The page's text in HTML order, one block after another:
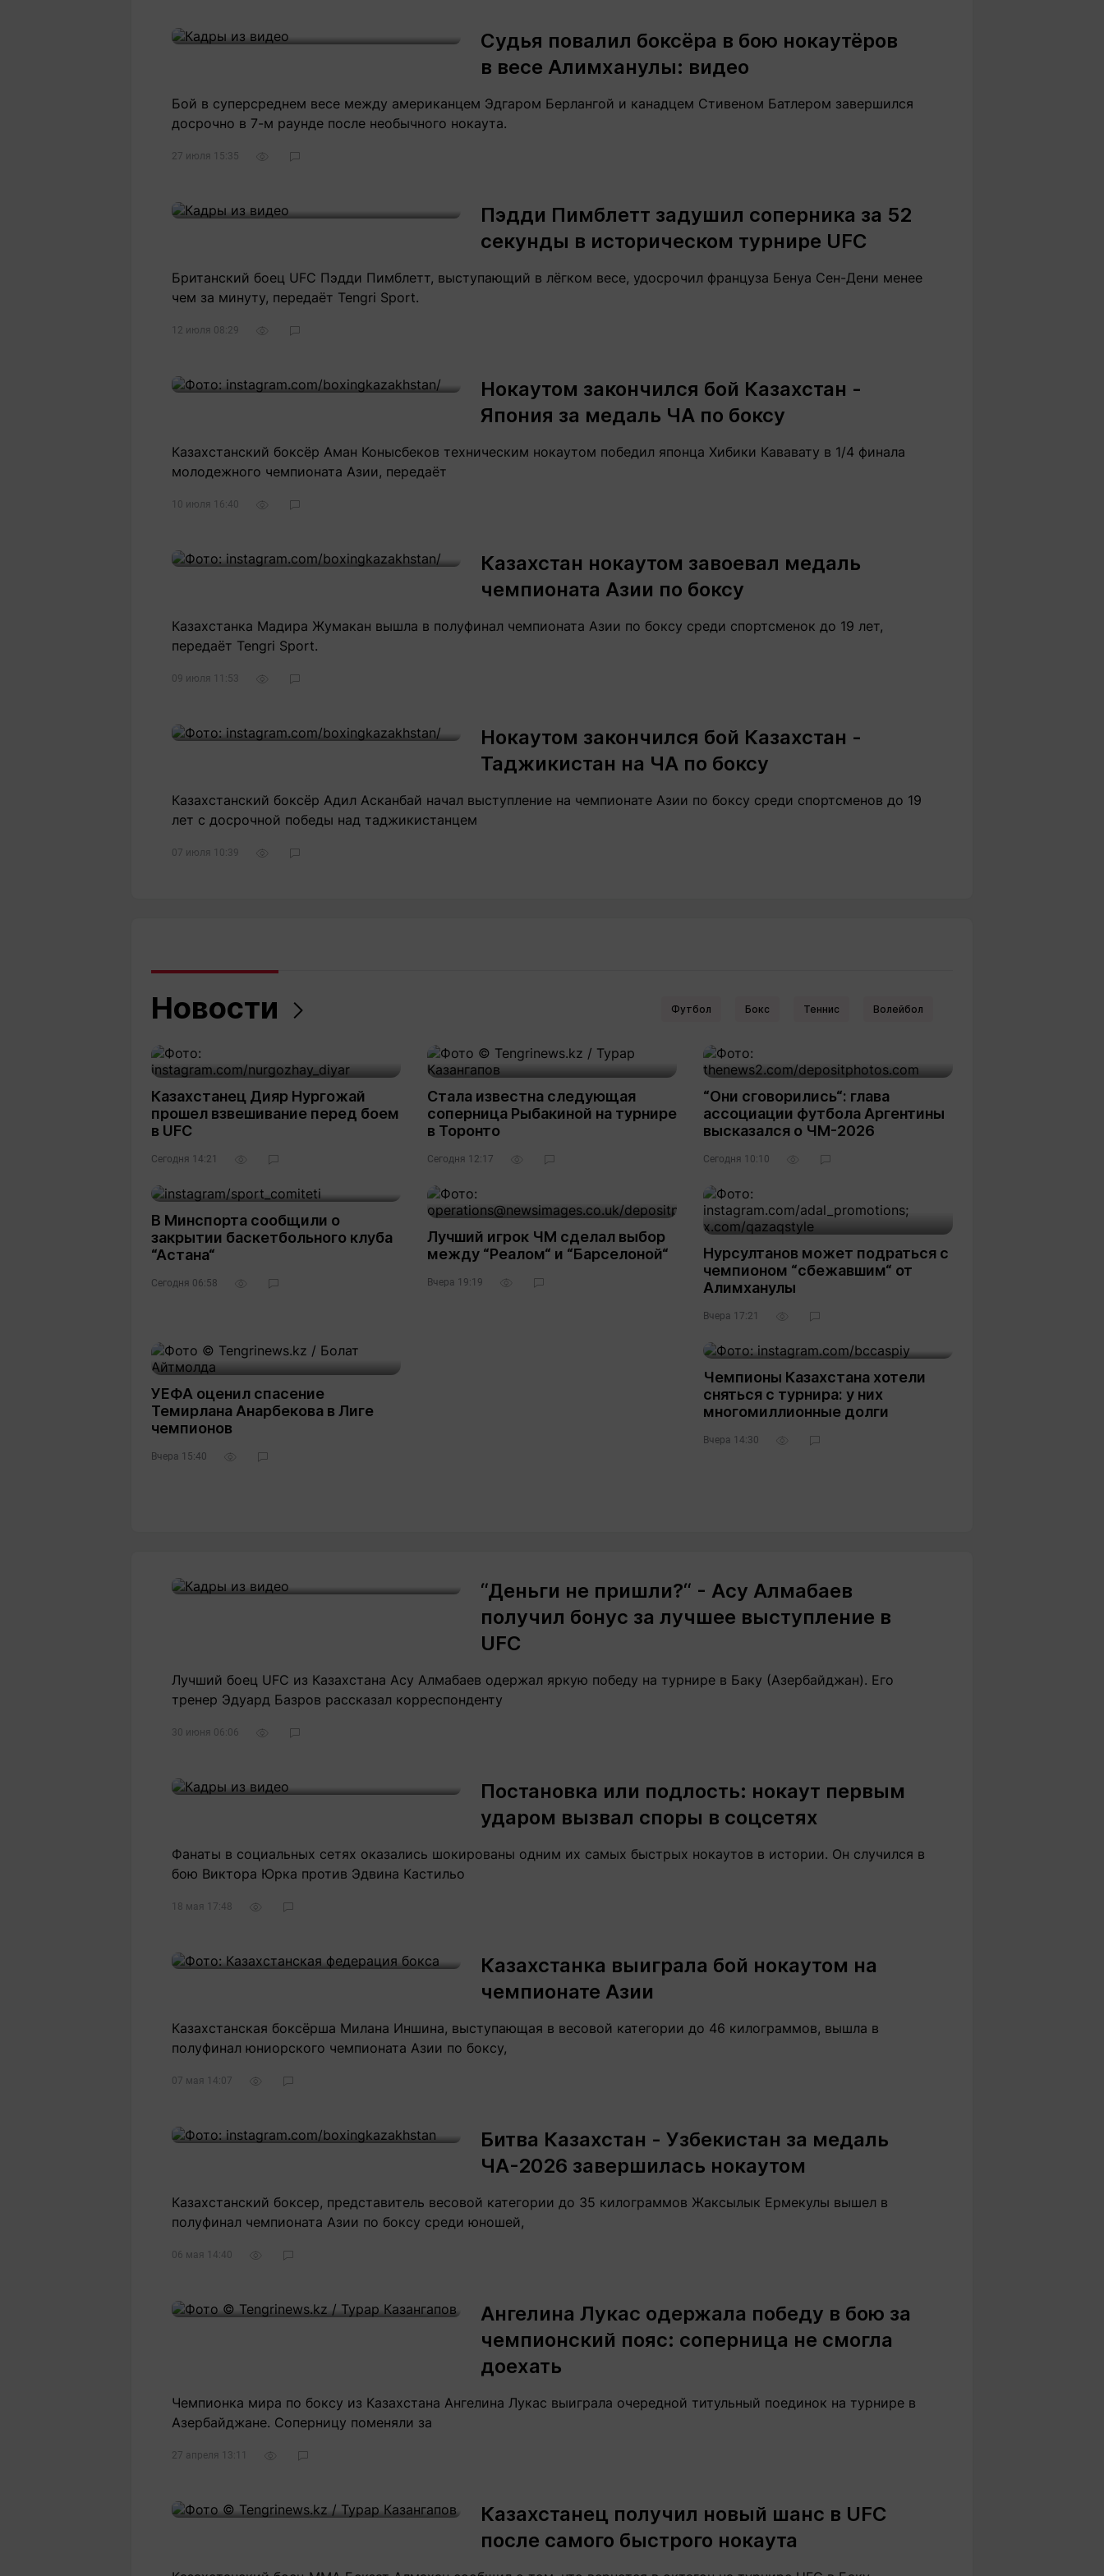
Погода
Полезно
Рецепты
Тренды
Блоги
Обзоры
Путевые
Заилийского
Алатау
Учебные
+7 (777) 001 44 99 +7 (700) 3 888 188
Судья повалил боксёра в бою нокаутёров
в весе Алимханулы: видео
Бой в суперсреднем весе между американцем Эдгаром Берлангой и канадцем Стивеном Батлером завершился
досрочно в 7-м раунде после необычного нокаута.
27 июля 15:35
Пэдди Пимблетт задушил соперника за 52
секунды в историческом турнире UFC
Британский боец UFC Пэдди Пимблетт, выступающий в лёгком весе, удосрочил француза Бенуа Сен-Дени менее
чем за минуту, передаёт Tengri Sport.
12 июля 08:29
Нокаутом закончился бой Казахстан -
Япония за медаль ЧА по боксу
Казахстанский боксёр Аман Конысбеков техническим нокаутом победил японца Хибики Кававату в 1/4 финала
молодежного чемпионата Азии, передаёт
10 июля 16:40
Казахстан нокаутом завоевал медаль
чемпионата Азии по боксу
Казахстанка Мадира Жумакан вышла в полуфинал чемпионата Азии по боксу среди спортсменок до 19 лет,
передаёт Tengri Sport.
09 июля 11:53
Нокаутом закончился бой Казахстан -
Таджикистан на ЧА по боксу
Казахстанский боксёр Адил Асканбай начал выступление на чемпионате Азии по боксу среди спортсменов до 19
лет с досрочной победы над таджикистанцем
07 июля 10:39
Новости Футбол Бокс Теннис Волейбол
Казахстанец Дияр Нургожай
прошел взвешивание перед боем
в UFC
Сегодня 14:21
Стала известна следующая
соперница Рыбакиной на турнире
в Торонто
Сегодня 12:17
“Они сговорились“: глава
ассоциации футбола Аргентины
высказался о ЧМ-2026
Сегодня 10:10
В Минспорта сообщили о
закрытии баскетбольного клуба
“Астана“
Сегодня 06:58
Лучший игрок ЧМ сделал выбор
между “Реалом“ и “Барселоной“
Вчера 19:19
Нурсултанов может подраться с
чемпионом “сбежавшим“ от
Алимханулы
Вчера 17:21
УЕФА оценил спасение
Темирлана Анарбекова в Лиге
чемпионов
Вчера 15:40
Чемпионы Казахстана хотели
сняться с турнира: у них
многомиллионные долги
Вчера 14:30
“Деньги не пришли?“ - Асу Алмабаев
получил бонус за лучшее выступление в
UFC
Лучший боец UFC из Казахстана Асу Алмабаев одержал яркую победу на турнире в Баку (Азербайджан). Его
тренер Эдуард Базров рассказал корреспонденту
30 июня 06:06
Постановка или подлость: нокаут первым
ударом вызвал споры в соцсетях
Фанаты в социальных сетях оказались шокированы одним их самых быстрых нокаутов в истории. Он случился в
бою Виктора Юрка против Эдвина Кастильо
18 мая 17:48
Казахстанка выиграла бой нокаутом на
чемпионате Азии
Казахстанская боксёрша Милана Иншина, выступающая в весовой категории до 46 килограммов, вышла в
полуфинал юниорского чемпионата Азии по боксу,
07 мая 14:07
Битва Казахстан - Узбекистан за медаль
ЧА-2026 завершилась нокаутом
Казахстанский боксер, представитель весовой категории до 35 килограммов Жаксылык Ермекулы вышел в
полуфинал чемпионата Азии по боксу среди юношей,
06 мая 14:40
Ангелина Лукас одержала победу в бою за
чемпионский пояс: соперница не смогла
доехать
Чемпионка мира по боксу из Казахстана Ангелина Лукас выиграла очередной титульный поединок на турнире в
Азербайджане. Соперницу поменяли за
27 апреля 13:11
Казахстанец получил новый шанс в UFC
после самого быстрого нокаута